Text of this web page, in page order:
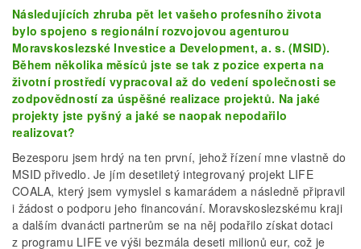
Následujících zhruba pět let vašeho profesního života
bylo spojeno s regionální rozvojovou agenturou
Moravskoslezské Investice a Development, a. s. (MSID).
Během několika měsíců jste se tak z pozice experta na
životní prostředí vypracoval až do vedení společnosti se
zodpovědností za úspěšné realizace projektů. Na jaké
projekty jste pyšný a jaké se naopak nepodařilo
realizovat?
Bezesporu jsem hrdý na ten první, jehož řízení mne vlastně do
MSID přivedlo. Je jím desetiletý integrovaný projekt LIFE
COALA, který jsem vymyslel s kamarádem a následně připravil
i žádost o podporu jeho financování. Moravskoslezskému kraji
a dalším dvanácti partnerům se na něj podařilo získat dotaci
z programu LIFE ve výši bezmála deseti milionů eur, což je